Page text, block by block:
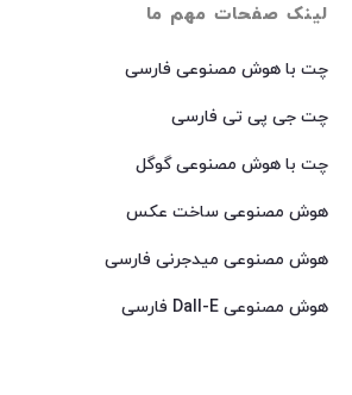
لینک صفحات مهم ما
چت با هوش مصنوعی فارسی
چت جی پی تی فارسی
چت با هوش مصنوعی گوگل
هوش مصنوعی ساخت عکس
هوش مصنوعی میدجرنی فارسی
هوش مصنوعی Dall-E فارسی